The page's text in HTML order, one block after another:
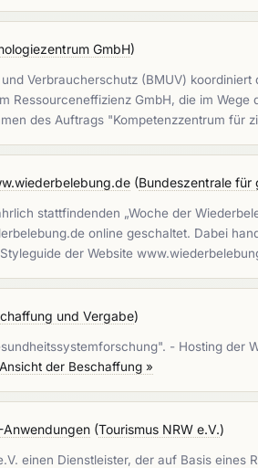
GmbH)
Verbraucherschutz (BMUV)
Ressourceneffizienz GmbH, die im
des Auftrags "Kompetenzzentrum für
(Bundeszentrale für
stattfindenden „Woche der
online geschaltet. Dabei
der Website
und Vergabe)
- Hosting der
Ansicht der Beschaffung »
(Tourismus NRW e.V.)
einen Dienstleister, der auf Basis